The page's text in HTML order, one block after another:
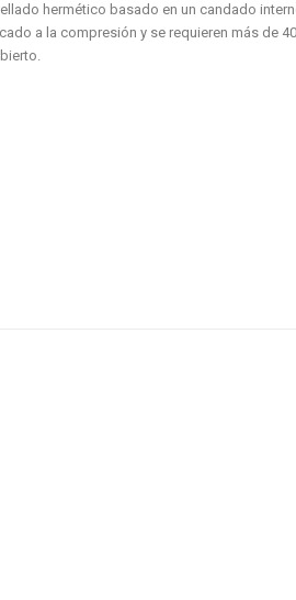
hermético basado en un candado
a la compresión y se requieren más de